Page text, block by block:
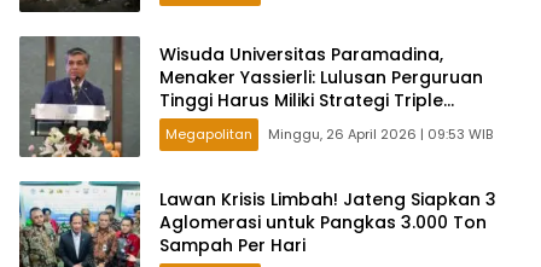
Wisuda Universitas Paramadina,
Menaker Yassierli: Lulusan Perguruan
Tinggi Harus Miliki Strategi Triple
Readiness
Megapolitan Minggu, 26 April 2026 | 09:53 WIB
Lawan Krisis Limbah! Jateng Siapkan 3
Aglomerasi untuk Pangkas 3.000 Ton
Sampah Per Hari